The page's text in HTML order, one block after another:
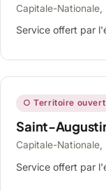
Capitale-Nationale,
Service offert par
○ Territoire ouvert
Saint-
Capitale-Nationale,
Service offert par